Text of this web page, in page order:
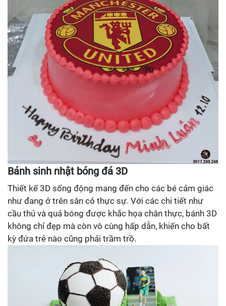
Bánh sinh nhật bóng đá 3D
Thiết kế 3D sống động mang đến cho các bé cảm giác
như đang ở trên sân cỏ thực sự. Với các chi tiết như
cầu thủ và quả bóng được khắc họa chân thực, bánh 3D
không chỉ đẹp mà còn vô cùng hấp dẫn, khiến cho bất
kỳ đứa trẻ nào cũng phải trầm trồ.